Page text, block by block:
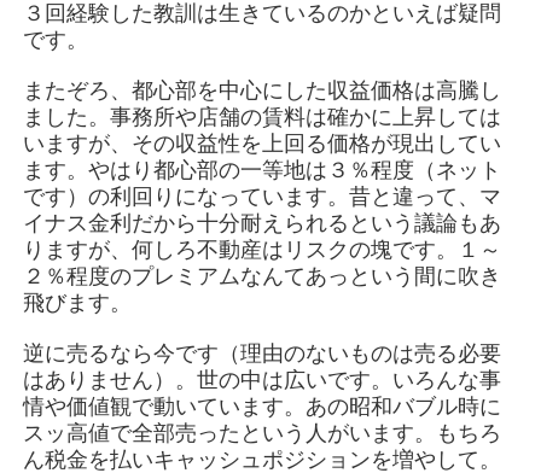
３回経験した教訓は生きているのかといえば疑問
です。
またぞろ、都心部を中心にした収益価格は高騰し
ました。事務所や店舗の賃料は確かに上昇しては
いますが、その収益性を上回る価格が現出してい
ます。やはり都心部の一等地は３％程度（ネット
です）の利回りになっています。昔と違って、マ
イナス金利だから十分耐えられるという議論もあ
りますが、何しろ不動産はリスクの塊です。１～
２％程度のプレミアムなんてあっという間に吹き
飛びます。
逆に売るなら今です（理由のないものは売る必要
はありません）。世の中は広いです。いろんな事
情や価値観で動いています。あの昭和バブル時に
スッ高値で全部売ったという人がいます。もちろ
ん税金を払いキャッシュポジションを増やして。